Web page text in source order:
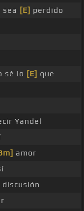
sea [E] perdido
sé lo [E] que
Yandel
amor
discusión